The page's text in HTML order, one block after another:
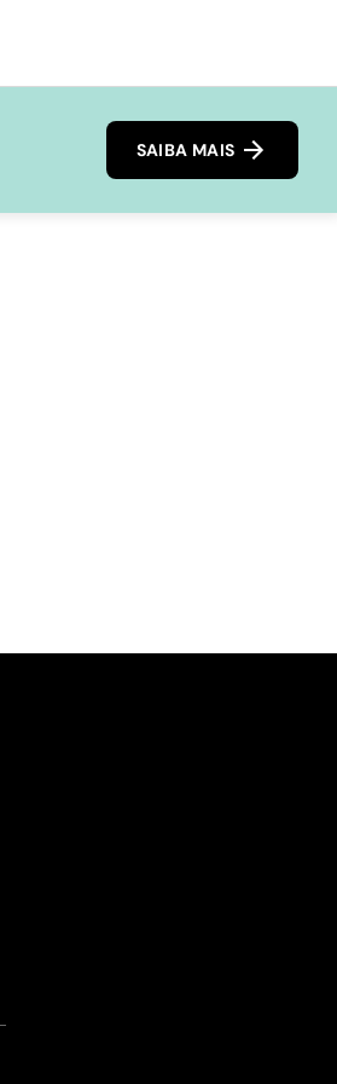
SAIBA MAIS